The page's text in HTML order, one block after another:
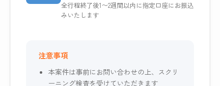
全行程終了後1〜2週間以内に指定口座にお振込
みいたします
注意事項
本案件は事前にお問い合わせの上、スクリ
ーニング検査を受けていただきます